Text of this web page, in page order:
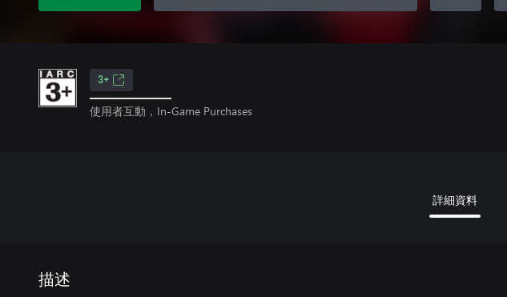
3+
使用者互動，In-Game Purchases
詳細資料
描述